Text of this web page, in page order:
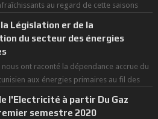
au regard de cette saisons
Législation er de la
du secteur des énergies
ont raconté la dépendance accrue du
aux énergies primaires au fil des
l'Electricité à partir Du Gaz
semestre 2020